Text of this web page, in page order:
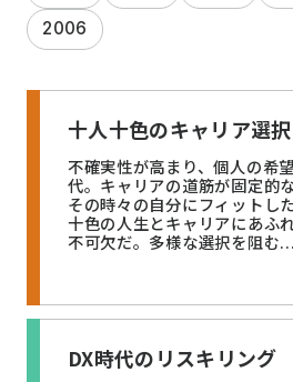
2006
十人十色のキャリア選
不確実性が高まり、個人の希
代。キャリアの道筋が固定的
その時々の自分にフィットし
十色の人生とキャリアにあふ
不可欠だ。多様な選択を阻む...
DX時代のリスキリング